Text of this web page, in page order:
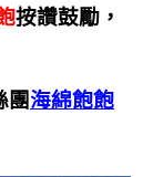
按讚鼓勵，
團海綿飽飽